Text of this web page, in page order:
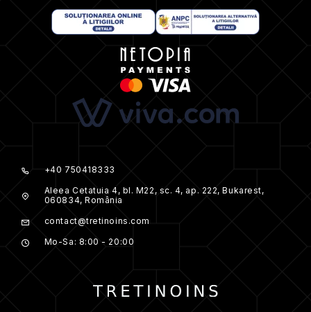
+40 750418333
Aleea Cetatuia 4, bl. M22, sc. 4, ap. 222, Bukarest,
060834, România
contact@tretinoins.com
Mo-Sa: 8:00 - 20:00